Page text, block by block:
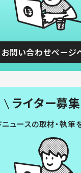
お問い合わせページ
ライター募集
ュースの取材・執筆